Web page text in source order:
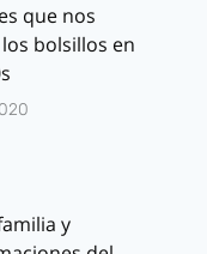
que nos
bolsillos en
y